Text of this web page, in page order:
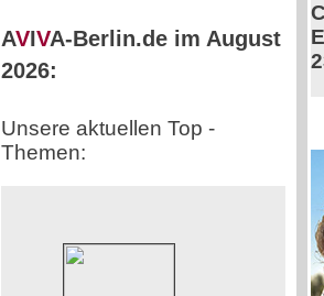
AVIVA-Berlin.de im August
2026:
Unsere aktuellen Top -
Themen: